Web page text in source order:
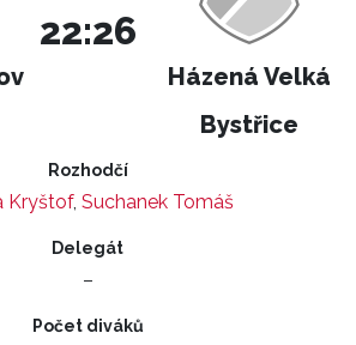
22:26
Házená Velká
Bystřice
Rozhodčí
Kryštof, Suchanek Tomáš
Delegát
–
Počet diváků